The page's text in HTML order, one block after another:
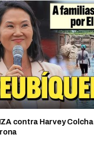
contra Harvey